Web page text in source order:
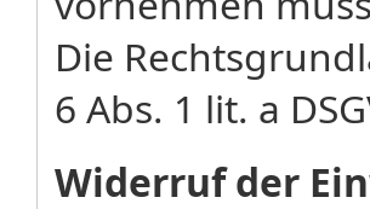
Die
6 Abs. 1 lit. a
Widerruf der